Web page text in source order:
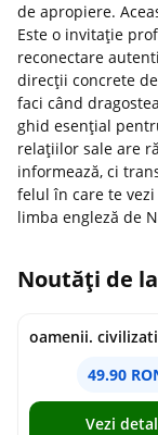
de apropiere.
Este o invitație
reconectare
direcții concrete
faci când
ghid esențial
relațiilor sale are
informează, ci
felul în care te
limba engleză de
Noutăți de
49.90
Vezi